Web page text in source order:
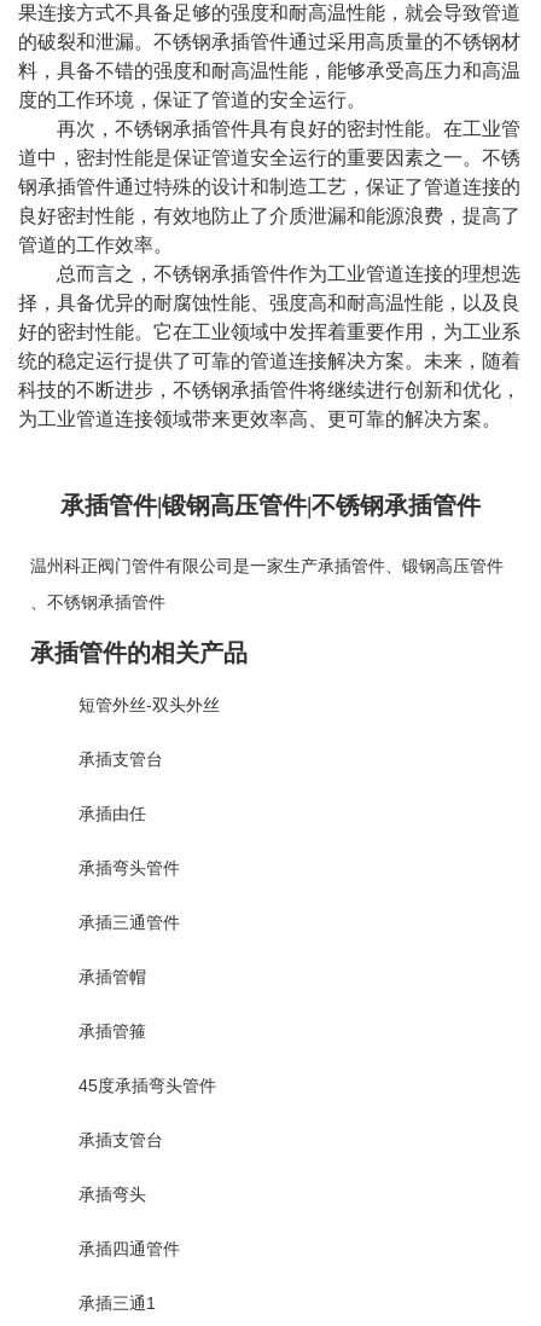
果连接方式不具备足够的强度和耐高温性能，就会导致管道
的破裂和泄漏。不锈钢承插管件通过采用高质量的不锈钢材
料，具备不错的强度和耐高温性能，能够承受高压力和高温
度的工作环境，保证了管道的安全运行。
再次，不锈钢承插管件具有良好的密封性能。在工业管
道中，密封性能是保证管道安全运行的重要因素之一。不锈
钢承插管件通过特殊的设计和制造工艺，保证了管道连接的
良好密封性能，有效地防止了介质泄漏和能源浪费，提高了
管道的工作效率。
总而言之，不锈钢承插管件作为工业管道连接的理想选
择，具备优异的耐腐蚀性能、强度高和耐高温性能，以及良
好的密封性能。它在工业领域中发挥着重要作用，为工业系
统的稳定运行提供了可靠的管道连接解决方案。未来，随着
科技的不断进步，不锈钢承插管件将继续进行创新和优化，
为工业管道连接领域带来更效率高、更可靠的解决方案。
承插管件|锻钢高压管件|不锈钢承插管件
温州科正阀门管件有限公司是一家生产承插管件
锻钢高压管件
不锈钢承插管件
承插管件的相关产品
短管外丝-双头外丝
承插支管台
承插由任
承插弯头管件
承插三通管件
承插管帽
承插管箍
45度承插弯头管件
承插支管台
承插弯头
承插四通管件
承插三通1